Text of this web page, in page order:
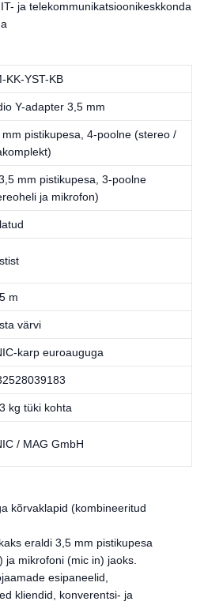
ja telekommunikatsioonikeskkonda
KK-YST-KB
Y-adapter 3,5 mm
mm pistikupesa, 4-poolne (stereo /
mm pistikupesa, 3-poolne
ja mikrofon)
m
värvi
karp euroauguga
kg tüki kohta
/ MAG GmbH
kõrvaklapid (kombineeritud
eraldi 3,5 mm pistikupesa
mikrofoni (mic in) jaoks.
esipaneelid,
kliendid, konverentsi- ja